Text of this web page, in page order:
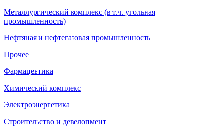
Металлургический комплекс (в т.ч. угольная
промышленность)
Нефтяная и нефтегазовая промышленность
Прочее
Фармацевтика
Химический комплекс
Электроэнергетика
Строительство и девелопмент